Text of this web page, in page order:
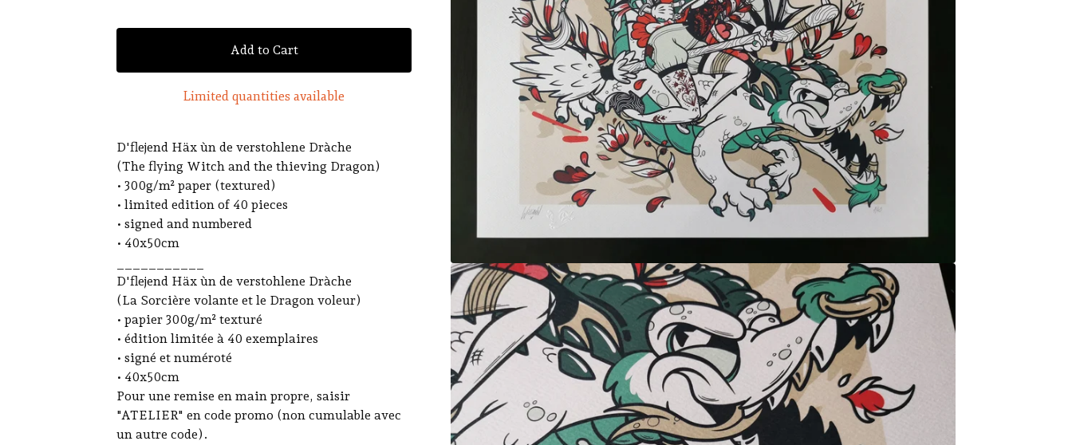
Add to Cart
Limited quantities available
D'flejend Häx ùn de verstohlene Dràche
(The flying Witch and the thieving Dragon)
• 300g/m² paper (textured)
• limited edition of 40 pieces
• signed and numbered
• 40x50cm
D'flejend Häx ùn de verstohlene Dràche
(La Sorcière volante et le Dragon voleur)
• papier 300g/m² texturé
• édition limitée à 40 exemplaires
• signé et numéroté
• 40x50cm
Pour une remise en main propre, saisir
"ATELIER" en code promo (non cumulable avec
un autre code).